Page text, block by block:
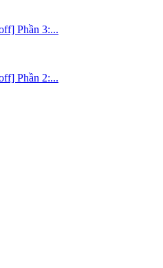
Phần 3:...
Phần 2:...